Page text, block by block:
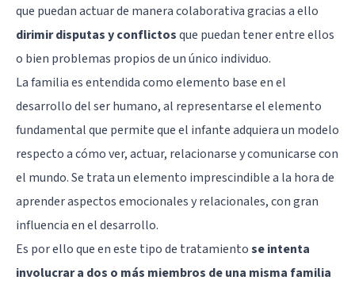
que puedan actuar de manera colaborativa gracias a ello
dirimir disputas y conflictosque puedan tener entre ellos
o bien problemas propios de un único individuo.
La familia es entendida como elemento base en el
desarrollo del ser humano, al representarse el elemento
fundamental que permite que el infante adquiera un modelo
respecto a cómo ver, actuar, relacionarse y comunicarse con
el mundo. Se trata un elemento imprescindible a la hora de
aprender aspectos emocionales y relacionales, con gran
influencia en el desarrollo.
Es por ello que en este tipo de tratamientose intenta
involucrar a dos o más miembros de una misma familia